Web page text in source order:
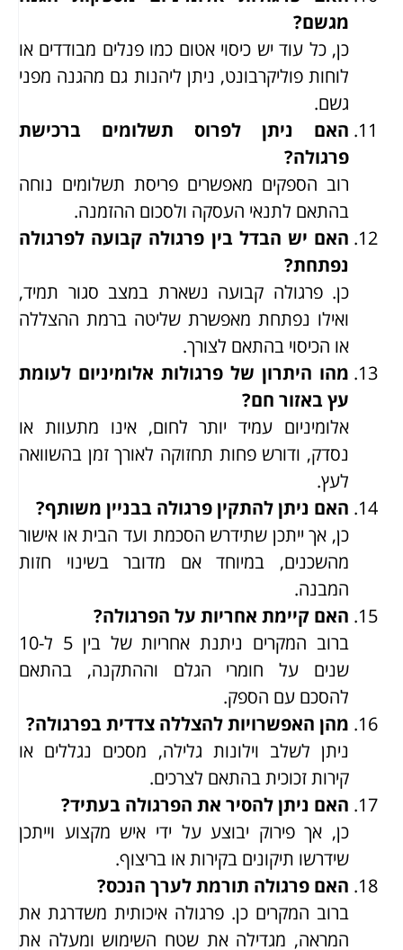
מגשם?
כן, כל עוד יש כיסוי אטום כמו פנלים מבודדים או
לוחות פוליקרבונט, ניתן ליהנות גם מהגנה מפני
גשם.
האם ניתן לפרוס תשלומים ברכישת
פרגולה?
רוב הספקים מאפשרים פריסת תשלומים נוחה
בהתאם לתנאי העסקה ולסכום ההזמנה.
האם יש הבדל בין פרגולה קבועה לפרגולה
נפתחת?
כן. פרגולה קבועה נשארת במצב סגור תמיד,
ואילו נפתחת מאפשרת שליטה ברמת ההצללה
או הכיסוי בהתאם לצורך.
מהו היתרון של פרגולות אלומיניום לעומת
עץ באזור חם?
אלומיניום עמיד יותר לחום, אינו מתעוות או
נסדק, ודורש פחות תחזוקה לאורך זמן בהשוואה
לעץ.
האם ניתן להתקין פרגולה בבניין משותף?
כן, אך ייתכן שתידרש הסכמת ועד הבית או אישור
מהשכנים, במיוחד אם מדובר בשינוי חזות
המבנה.
האם קיימת אחריות על הפרגולה?
ברוב המקרים ניתנת אחריות של בין 5 ל-10
שנים על חומרי הגלם וההתקנה, בהתאם
להסכם עם הספק.
מהן האפשרויות להצללה צדדית בפרגולה?
ניתן לשלב וילונות גלילה, מסכים נגללים או
קירות זכוכית בהתאם לצרכים.
האם ניתן להסיר את הפרגולה בעתיד?
כן, אך פירוק יבוצע על ידי איש מקצוע וייתכן
שידרשו תיקונים בקירות או בריצוף.
האם פרגולה תורמת לערך הנכס?
ברוב המקרים כן. פרגולה איכותית משדרגת את
המראה, מגדילה את שטח השימוש ומעלה את